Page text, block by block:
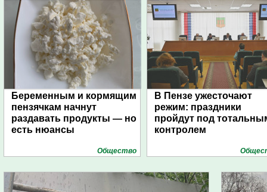
Беременным и кормящим
пензячкам начнут
раздавать продукты — но
есть нюансы
Общество
В Пензе ужесточают
режим: праздники
пройдут под
контролем